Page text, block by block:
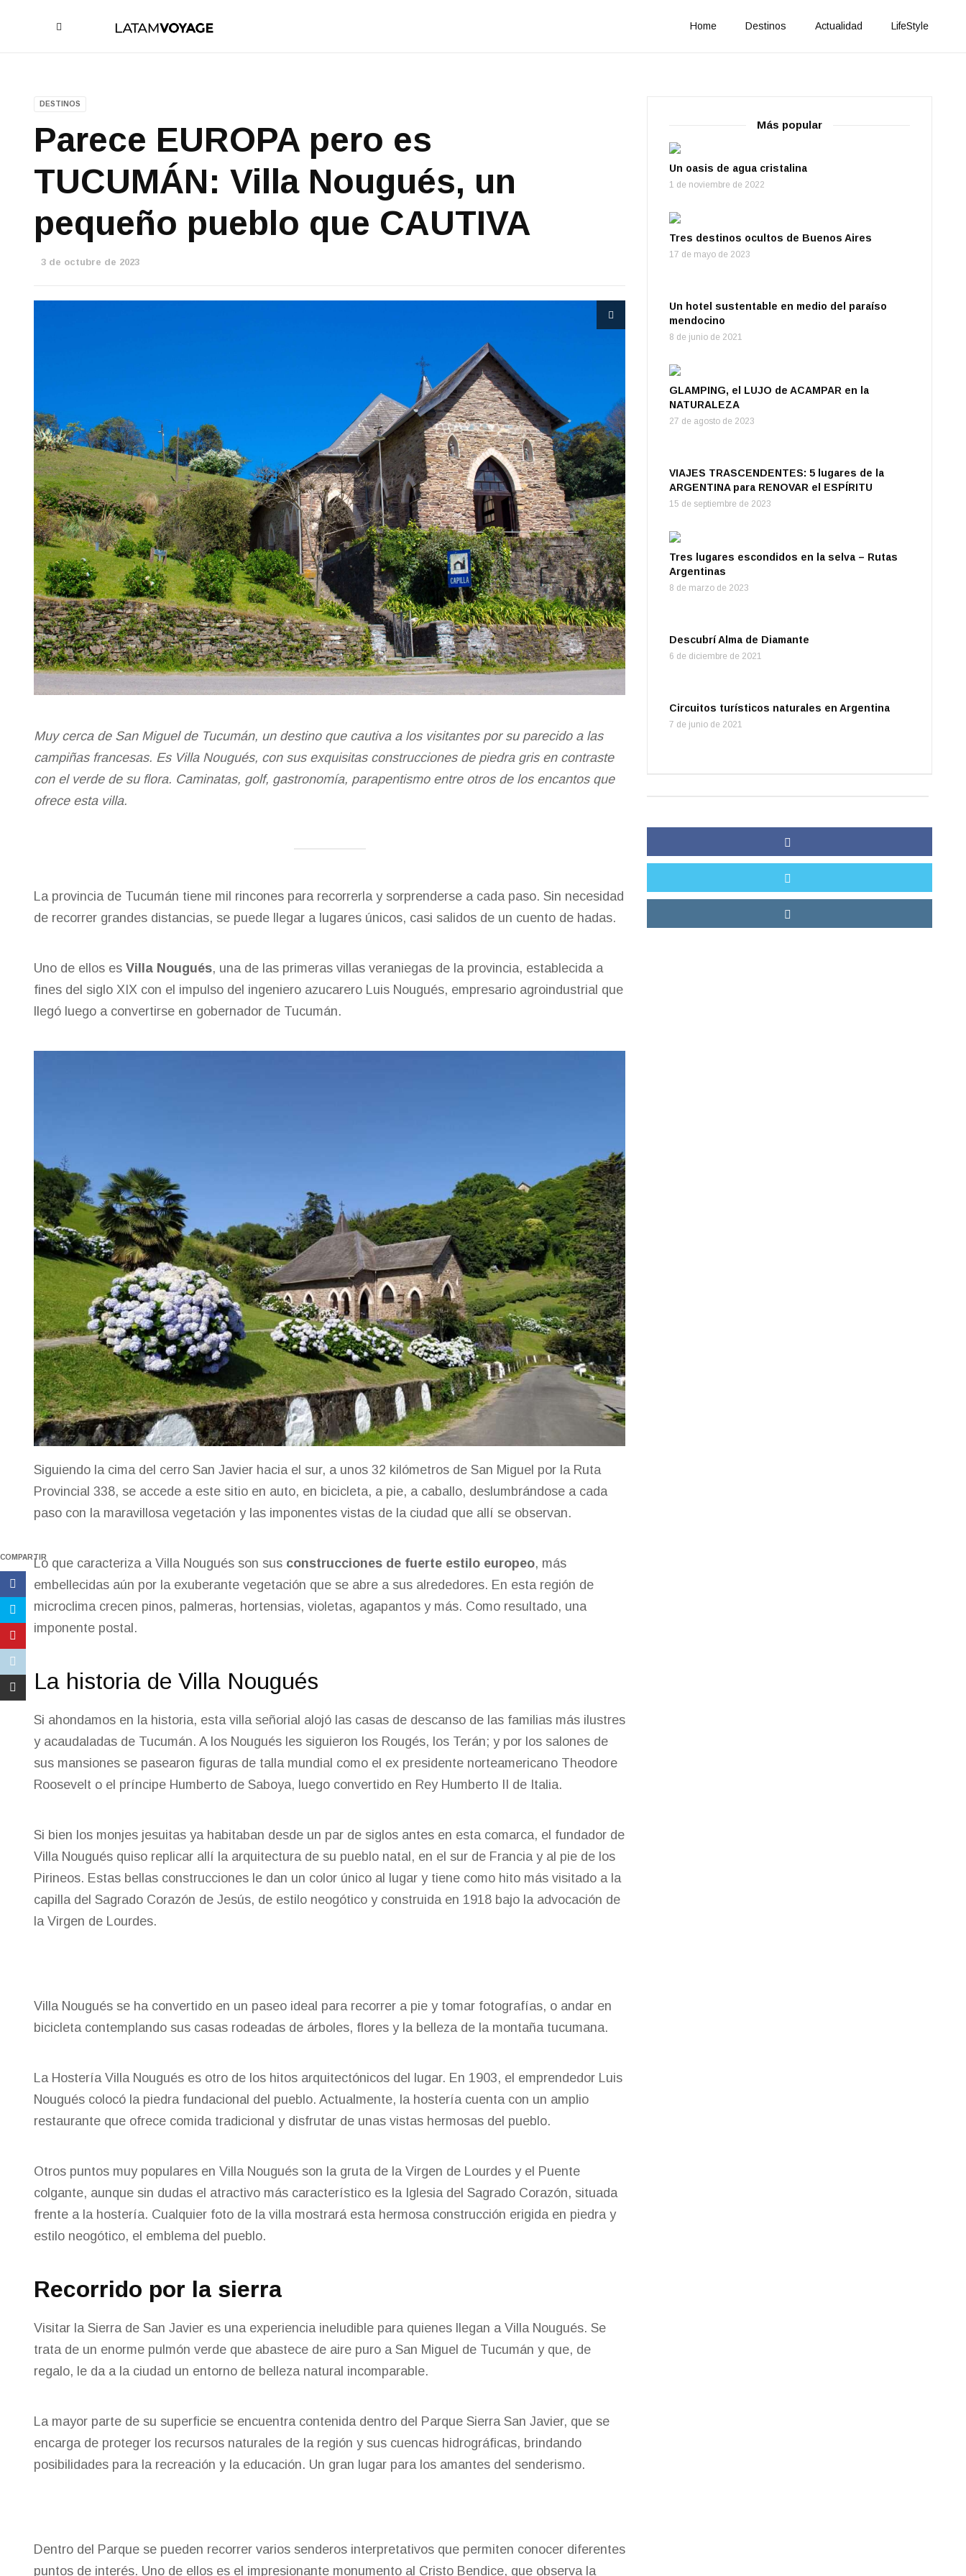
Home Destinos Actualidad LifeStyle
DESTINOS
Parece EUROPA pero es
TUCUMÁN: Villa Nougués, un
pequeño pueblo que CAUTIVA
3 de octubre de 2023
COMPARTIR
Muy cerca de San Miguel de Tucumán, un destino que cautiva a los visitantes por su parecido a las
campiñas francesas. Es Villa Nougués, con sus exquisitas construcciones de piedra gris en contraste
con el verde de su flora. Caminatas, golf, gastronomía, parapentismo entre otros de los encantos que
ofrece esta villa.
La provincia de Tucumán tiene mil rincones para recorrerla y sorprenderse a cada paso. Sin necesidad
de recorrer grandes distancias, se puede llegar a lugares únicos, casi salidos de un cuento de hadas.
Uno de ellos es Villa Nougués, una de las primeras villas veraniegas de la provincia, establecida a
fines del siglo XIX con el impulso del ingeniero azucarero Luis Nougués, empresario agroindustrial que
llegó luego a convertirse en gobernador de Tucumán.
Siguiendo la cima del cerro San Javier hacia el sur, a unos 32 kilómetros de San Miguel por la Ruta
Provincial 338, se accede a este sitio en auto, en bicicleta, a pie, a caballo, deslumbrándose a cada
paso con la maravillosa vegetación y las imponentes vistas de la ciudad que allí se observan.
Lo que caracteriza a Villa Nougués son sus construcciones de fuerte estilo europeo, más
embellecidas aún por la exuberante vegetación que se abre a sus alrededores. En esta región de
microclima crecen pinos, palmeras, hortensias, violetas, agapantos y más. Como resultado, una
imponente postal.
La historia de Villa Nougués
Si ahondamos en la historia, esta villa señorial alojó las casas de descanso de las familias más ilustres
y acaudaladas de Tucumán. A los Nougués les siguieron los Rougés, los Terán; y por los salones de
sus mansiones se pasearon figuras de talla mundial como el ex presidente norteamericano Theodore
Roosevelt o el príncipe Humberto de Saboya, luego convertido en Rey Humberto II de Italia.
Si bien los monjes jesuitas ya habitaban desde un par de siglos antes en esta comarca, el fundador de
Villa Nougués quiso replicar allí la arquitectura de su pueblo natal, en el sur de Francia y al pie de los
Pirineos. Estas bellas construcciones le dan un color único al lugar y tiene como hito más visitado a la
capilla del Sagrado Corazón de Jesús, de estilo neogótico y construida en 1918 bajo la advocación de
la Virgen de Lourdes.
Villa Nougués se ha convertido en un paseo ideal para recorrer a pie y tomar fotografías, o andar en
bicicleta contemplando sus casas rodeadas de árboles, flores y la belleza de la montaña tucumana.
La Hostería Villa Nougués es otro de los hitos arquitectónicos del lugar. En 1903, el emprendedor Luis
Nougués colocó la piedra fundacional del pueblo. Actualmente, la hostería cuenta con un amplio
restaurante que ofrece comida tradicional y disfrutar de unas vistas hermosas del pueblo.
Otros puntos muy populares en Villa Nougués son la gruta de la Virgen de Lourdes y el Puente
colgante, aunque sin dudas el atractivo más característico es la Iglesia del Sagrado Corazón, situada
frente a la hostería. Cualquier foto de la villa mostrará esta hermosa construcción erigida en piedra y
estilo neogótico, el emblema del pueblo.
Recorrido por la sierra
Visitar la Sierra de San Javier es una experiencia ineludible para quienes llegan a Villa Nougués. Se
trata de un enorme pulmón verde que abastece de aire puro a San Miguel de Tucumán y que, de
regalo, le da a la ciudad un entorno de belleza natural incomparable.
La mayor parte de su superficie se encuentra contenida dentro del Parque Sierra San Javier, que se
encarga de proteger los recursos naturales de la región y sus cuencas hidrográficas, brindando
posibilidades para la recreación y la educación. Un gran lugar para los amantes del senderismo.
Dentro del Parque se pueden recorrer varios senderos interpretativos que permiten conocer diferentes
puntos de interés. Uno de ellos es el impresionante monumento al Cristo Bendice, que observa la
Más popular
Un oasis de agua cristalina
1 de noviembre de 2022
Tres destinos ocultos de Buenos Aires
17 de mayo de 2023
Un hotel sustentable en medio del paraíso
mendocino
8 de junio de 2021
GLAMPING, el LUJO de ACAMPAR en la
NATURALEZA
27 de agosto de 2023
VIAJES TRASCENDENTES: 5 lugares de la
ARGENTINA para RENOVAR el ESPÍRITU
15 de septiembre de 2023
Tres lugares escondidos en la selva – Rutas
Argentinas
8 de marzo de 2023
Descubrí Alma de Diamante
6 de diciembre de 2021
Circuitos turísticos naturales en Argentina
7 de junio de 2021